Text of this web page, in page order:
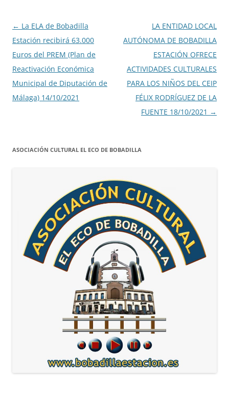
Navegación
de
entradas
← La ELA de Bobadilla
Estación recibirá 63.000
Euros del PREM (Plan de
Reactivación Económica
Municipal de Diputación de
Málaga) 14/10/2021
LA ENTIDAD LOCAL
AUTÓNOMA DE BOBADILLA
ESTACIÓN OFRECE
ACTIVIDADES CULTURALES
PARA LOS NIÑOS DEL CEIP
FÉLIX RODRÍGUEZ DE LA
FUENTE 18/10/2021 →
ASOCIACIÓN CULTURAL EL ECO DE BOBADILLA